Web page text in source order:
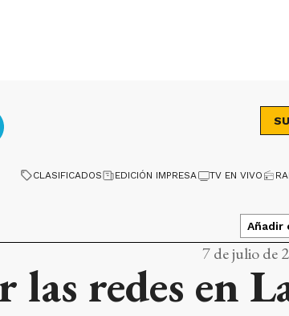
CLASIFICADOS EDICIÓN IMPRESA TV EN VIVO
Añadir
7 de julio de
redes en